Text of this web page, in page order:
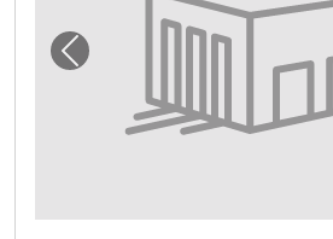
Vorheriges Bild für